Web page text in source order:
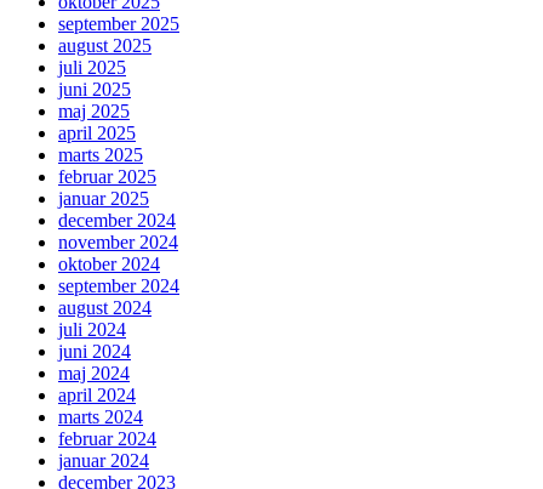
september 2025
august 2025
juli 2025
juni 2025
maj 2025
april 2025
marts 2025
februar 2025
januar 2025
december 2024
november 2024
oktober 2024
september 2024
august 2024
juli 2024
juni 2024
maj 2024
april 2024
marts 2024
februar 2024
januar 2024
december 2023